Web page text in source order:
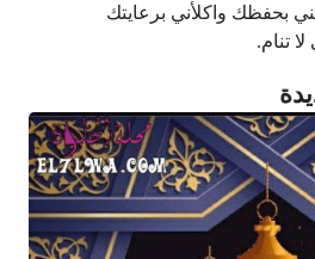
بحفظك واكلأني برعايتك
تنام.